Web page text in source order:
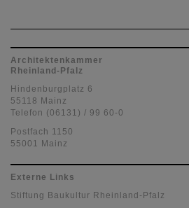
Architektenkammer
Rheinland-Pfalz
Hindenburgplatz 6
55118 Mainz
Telefon (06131) / 99 60-0
Postfach 1150
55001 Mainz
Externe Links
Stiftung Baukultur Rheinland-Pfalz